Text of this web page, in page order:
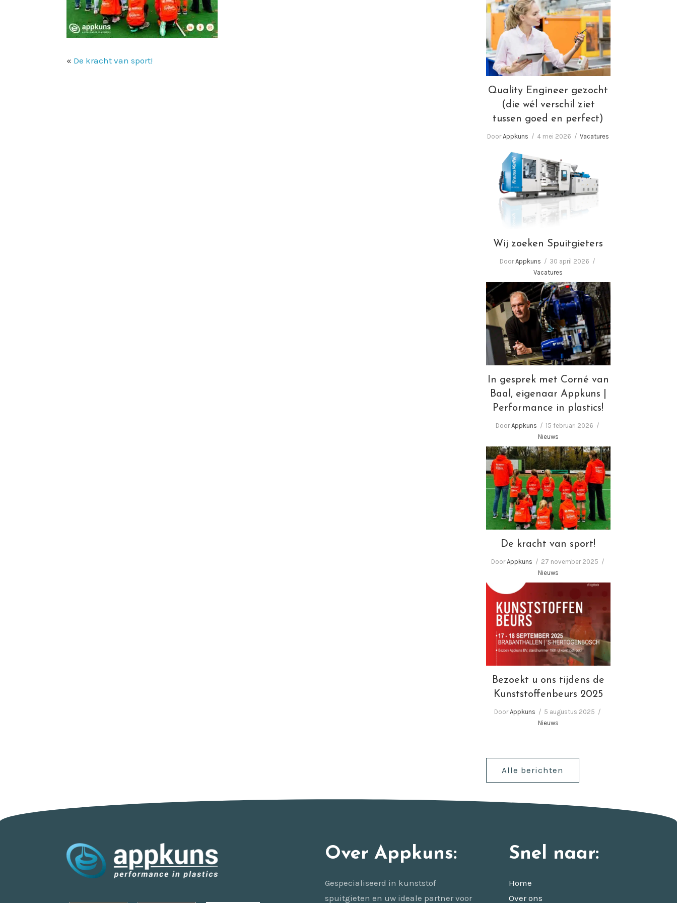
« De kracht van sport!
Quality Engineer gezocht
(die wél verschil ziet tussen
goed en perfect)
Quality Engineer gezocht
(die wél verschil ziet
tussen goed en perfect)
DoorAppkuns 4 mei 2026 Vacatures
Wij zoeken Spuitgieters
Wij zoeken Spuitgieters
DoorAppkuns
30 april 2026
Vacatures
In gesprek met Corné van
Baal, eigenaar Appkuns |
Performance in plastics!
In gesprek met Corné van
Baal, eigenaar Appkuns |
Performance in plastics!
DoorAppkuns
15 februari 2026
Nieuws
De kracht van sport!
De kracht van sport!
DoorAppkuns
27 november 2025
Nieuws
Bezoekt u ons tijdens de
Kunststoffenbeurs 2025
Bezoekt u ons tijdens de
Kunststoffenbeurs 2025
DoorAppkuns
5 augustus 2025
Nieuws
Alle berichten
Over Appkuns:
Gespecialiseerd in kunststof
spuitgieten en uw ideale partner voor
Snel naar:
Home
Over ons